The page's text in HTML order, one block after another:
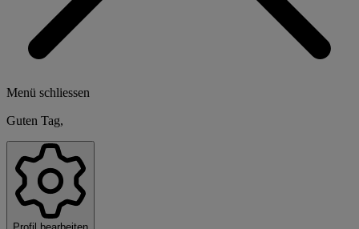
Menü schliessen
Guten Tag,